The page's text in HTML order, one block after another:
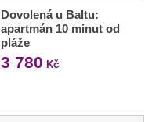
Dovolená u Baltu:
apartmán 10 minut od
pláže
3 780 Kč